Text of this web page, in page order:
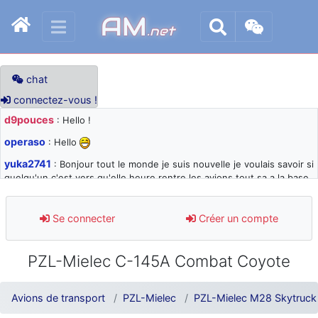
AM.net
chat
connectez-vous !
d9pouces : Hello !
operaso : Hello
yuka2741 : Bonjour tout le monde je suis nouvelle je voulais savoir si
quelqu'un c'est vers qu'elle heure rentre les avions tout sa a la base
d9pouces: désolé pour les quelques blocages du site ces derniers
jours : je teste des méthodes contre le spam et les bots trop nocifs
paxwax: Super, la nouvelle bannière
d9pouces
: je suis un avion@,._,+ > lesquels ? je ne suis pas sûr de
comprendre
Se connecter Créer un compte
PZL-Mielec C-145A Combat Coyote
Avions de transport PZL-Mielec PZL-Mielec M28 Skytruck